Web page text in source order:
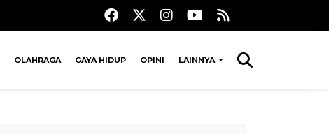
OLAHRAGA GAYA HIDUP OPINI LAINNYA